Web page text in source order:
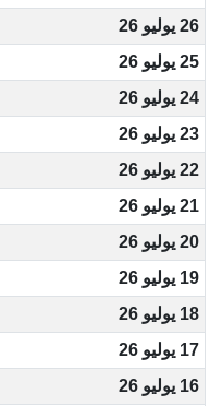
26 يوليو 26
25 يوليو 26
24 يوليو 26
23 يوليو 26
22 يوليو 26
21 يوليو 26
20 يوليو 26
19 يوليو 26
18 يوليو 26
17 يوليو 26
16 يوليو 26